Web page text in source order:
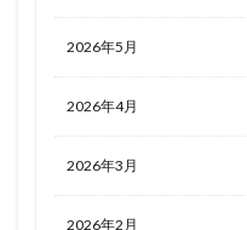
2026年5月
2026年4月
2026年3月
2026年2月